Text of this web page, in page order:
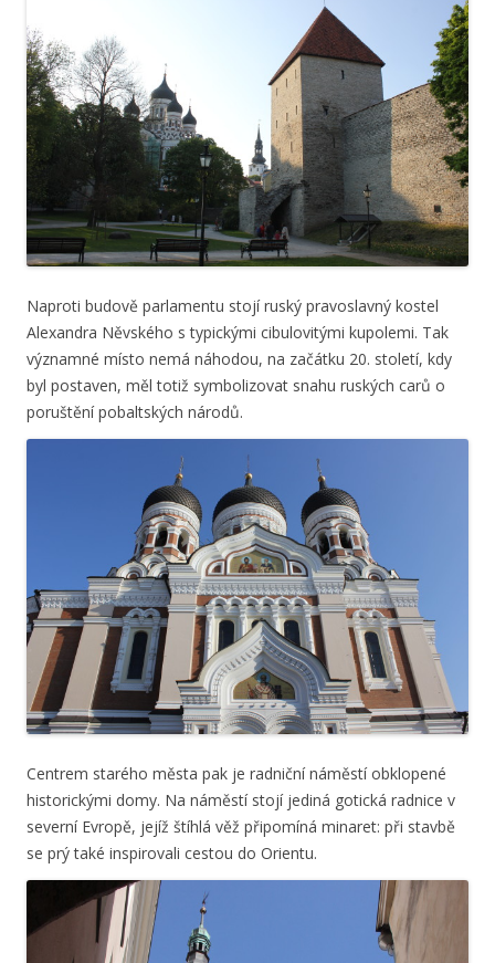
Naproti budově parlamentu stojí ruský pravoslavný kostel
Alexandra Něvského s typickými cibulovitými kupolemi. Tak
významné místo nemá náhodou, na začátku 20. století, kdy
byl postaven, měl totiž symbolizovat snahu ruských carů o
poruštění pobaltských národů.
Centrem starého města pak je radniční náměstí obklopené
historickými domy. Na náměstí stojí jediná gotická radnice v
severní Evropě, jejíž štíhlá věž připomíná minaret: při stavbě
se prý také inspirovali cestou do Orientu.